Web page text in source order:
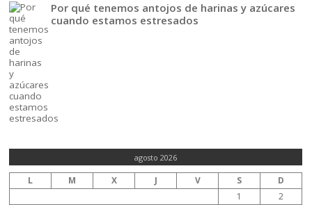
Por qué tenemos antojos de harinas y azúcares
cuando estamos estresados
agosto 2026
L M X J V S
D
1
2